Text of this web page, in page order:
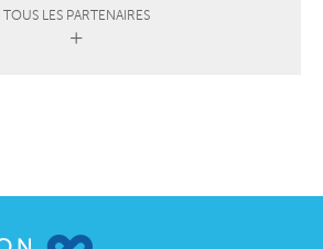
TOUS LES PARTENAIRES